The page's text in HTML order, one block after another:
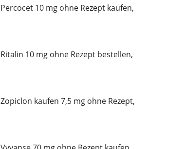
Percocet 10 mg ohne Rezept kaufen,
Ritalin 10 mg ohne Rezept bestellen,
Zopiclon kaufen 7,5 mg ohne Rezept,